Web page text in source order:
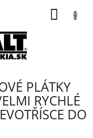
PLÁTKY
RYCHLÉ
DO